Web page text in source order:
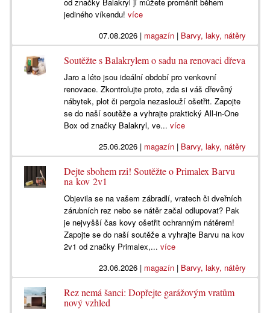
jediného víkendu!více
07.08.2026| magazín| Barvy, laky, nátěry
Soutěžte s Balakrylem o sadu na renovaci dřeva
Jaro a léto jsou ideální období pro venkovní
renovace. Zkontrolujte proto, zda si váš dřevěný
nábytek, plot či pergola nezaslouží ošetřit. Zapojte
se do naší soutěže a vyhrajte praktický All-in-One
Box od značky Balakryl, ve...více
25.06.2026| magazín| Barvy, laky, nátěry
Dejte sbohem rzi! Soutěžte o Primalex Barvu
na kov 2v1
Objevila se na vašem zábradlí, vratech či dveřních
zárubních rez nebo se nátěr začal odlupovat? Pak
je nejvyšší čas kovy ošetřit ochranným nátěrem!
Zapojte se do naší soutěže a vyhrajte Barvu na kov
2v1 od značky Primalex,...více
23.06.2026| magazín| Barvy, laky, nátěry
Rez nemá šanci: Dopřejte garážovým vratům
nový vzhled